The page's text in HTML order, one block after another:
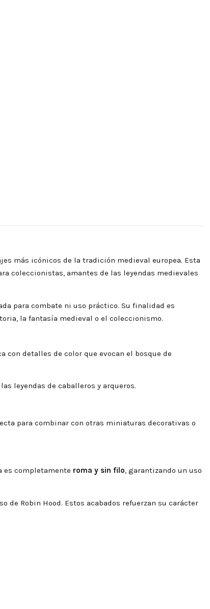
más icónicos de la tradición medieval europea. Esta
coleccionistas, amantes de las leyendas medievales
para combate ni uso práctico. Su finalidad es
la fantasía medieval o el coleccionismo.
con detalles de color que evocan el bosque de
leyendas de caballeros y arqueros.
para combinar con otras miniaturas decorativas o
es completamente roma y sin filo, garantizando un uso
de Robin Hood. Estos acabados refuerzan su carácter